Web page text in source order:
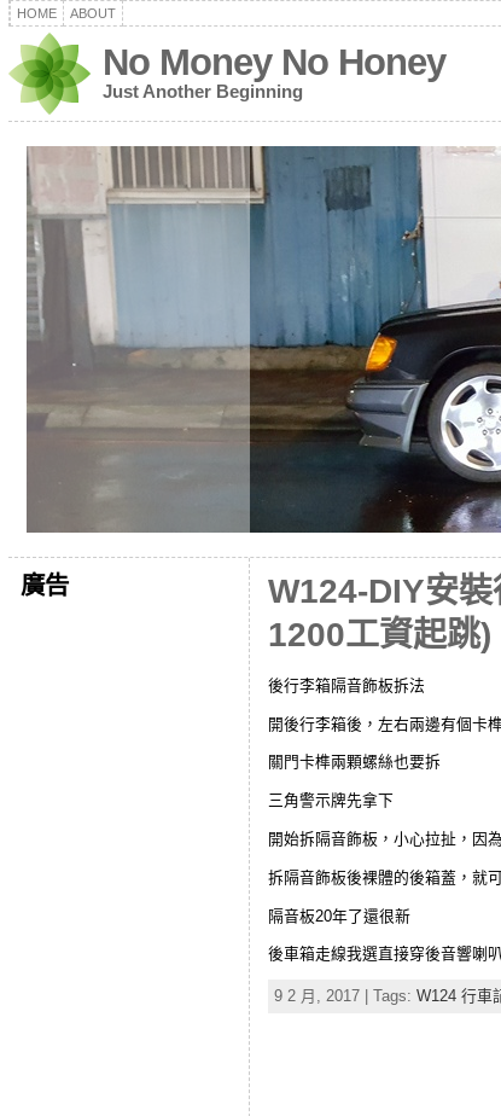
HOME ABOUT
No Money No Honey
Just Another Beginning
廣告
W124-DIY安
1200工資起跳)
後行李箱隔音飾板拆法
開後行李箱後，左右兩邊有個卡
關門卡榫兩顆螺絲也要拆
三角警示牌先拿下
開始拆隔音飾板，小心拉扯，因
拆隔音飾板後裸體的後箱蓋，就
隔音板20年了還很新
後車箱走線我選直接穿後音響喇
9 2 月, 2017 | Tags: W124 行車